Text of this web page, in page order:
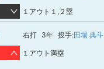
１アウト１,２塁
右打 3年 投手:田場 典斗
１アウト満塁